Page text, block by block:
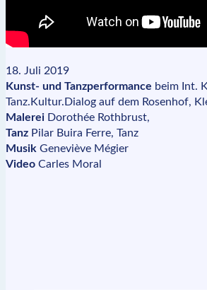
18. Juli 2019
Kunst- und Tanzperformance beim Int.
Tanz.Kultur.Dialog auf dem Rosenhof,
Malerei Dorothée Rothbrust,
Tanz Pilar Buira Ferre, Tanz
Musik Geneviève Mégier
Video Carles Moral